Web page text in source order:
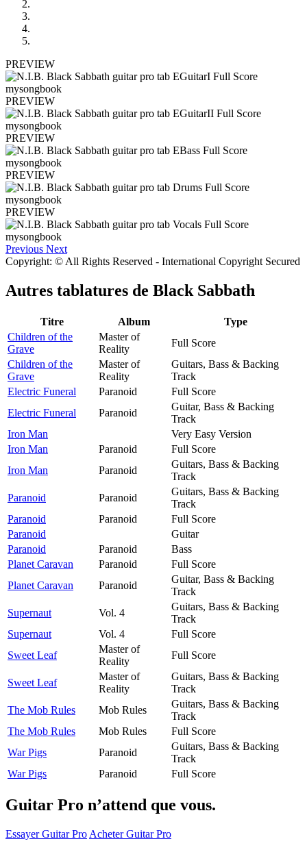
PREVIEW
PREVIEW
PREVIEW
PREVIEW
PREVIEW
Previous Next
Copyright: © All Rights Reserved - International Copyright Secured
Autres tablatures de Black Sabbath
Titre Album
Type
Children of the
Grave
Master of
Reality
Full Score
Children of the
Grave
Master of
Reality
Guitars, Bass & Backing
Track
Electric Funeral
Paranoid
Full Score
Electric Funeral
Paranoid
Guitar, Bass & Backing
Track
Iron Man
Very Easy Version
Iron Man
Paranoid
Full Score
Iron Man
Paranoid
Guitars, Bass & Backing
Track
Paranoid
Paranoid
Guitars, Bass & Backing
Track
Paranoid
Paranoid
Full Score
Paranoid
Guitar
Paranoid
Paranoid
Bass
Planet Caravan
Paranoid
Full Score
Planet Caravan
Paranoid
Guitar, Bass & Backing
Track
Supernaut
Vol. 4
Guitars, Bass & Backing
Track
Supernaut
Vol. 4
Full Score
Sweet Leaf
Master of
Reality
Full Score
Sweet Leaf
Master of
Reality
Guitars, Bass & Backing
Track
The Mob Rules
Mob Rules
Guitars, Bass & Backing
Track
The Mob Rules
Mob Rules
Full Score
War Pigs
Paranoid
Guitars, Bass & Backing
Track
War Pigs
Paranoid Full Score
Guitar Pro n’attend que vous.
Essayer Guitar Pro Acheter Guitar Pro